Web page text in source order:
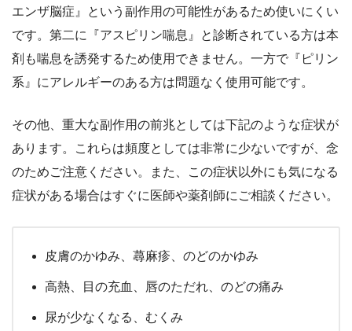
エンザ脳症』という副作用の可能性があるため使いにくい
です。第二に『アスピリン喘息』と診断されている方は本
剤も喘息を誘発するため使用できません。一方で『ピリン
系』にアレルギーのある方は問題なく使用可能です。
その他、重大な副作用の前兆としては下記のような症状が
あります。これらは頻度としては非常に少ないですが、念
のためご注意ください。また、この症状以外にも気になる
症状がある場合はすぐに医師や薬剤師にご相談ください。
皮膚のかゆみ、蕁麻疹、のどのかゆみ
高熱、目の充血、唇のただれ、のどの痛み
尿が少なくなる、むくみ